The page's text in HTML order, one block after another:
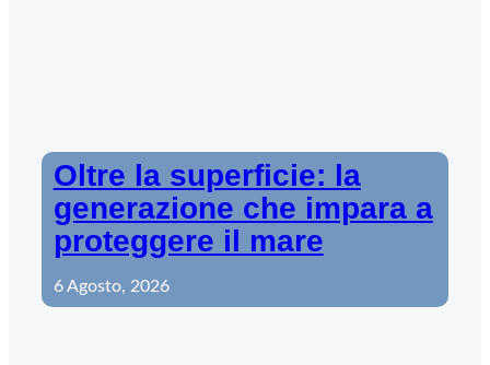
Oltre la superficie: la
generazione che impara a
proteggere il mare
6 Agosto, 2026